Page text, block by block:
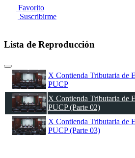
Favorito
Suscribirme
Lista de Reproducción
X Contienda Tributaria de
PUCP
X Contienda Tributaria de
PUCP (Parte 02)
X Contienda Tributaria de
PUCP (Parte 03)